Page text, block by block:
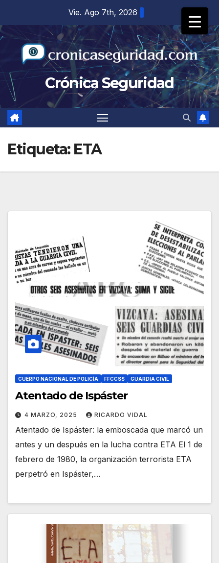
contenido
Vie. Ago 7th, 2026
Crónica Seguridad
Etiqueta: ETA
CUERPO NACIONAL DE POLICÍA FFCCSS GUARDIA CIVIL
Atentado de Ispáster
4 MARZO, 2025 RICARDO VIDAL
Atentado de Ispáster: la emboscada que marcó un
antes y un después en la lucha contra ETA El 1 de
febrero de 1980, la organización terrorista ETA
perpetró en Ispáster,…